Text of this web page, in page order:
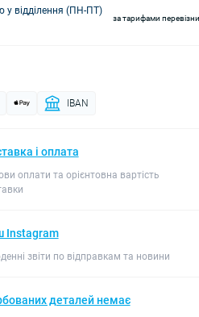
відділення (ПН-ПТ)
за тарифами
IBAN
і оплата
оплати та орієнтовна вартість
Instagram
звіти по відправкам та новини
деталей немає